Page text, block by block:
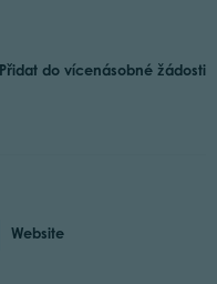
Přidat do vícenásobné žádosti
Website